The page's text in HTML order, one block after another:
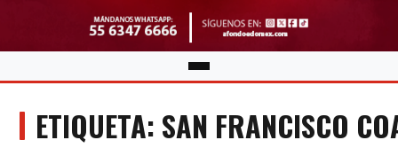
ETIQUETA: SAN FRANCISCO